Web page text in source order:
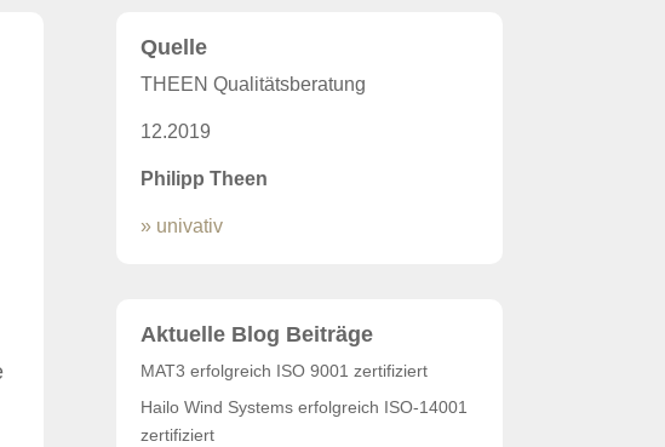
Quelle
THEEN Qualitätsberatung
12.2019
Philipp Theen
» univativ
Aktuelle Blog Beiträge
MAT3 erfolgreich ISO 9001 zertifiziert
Hailo Wind Systems erfolgreich ISO-14001
zertifiziert